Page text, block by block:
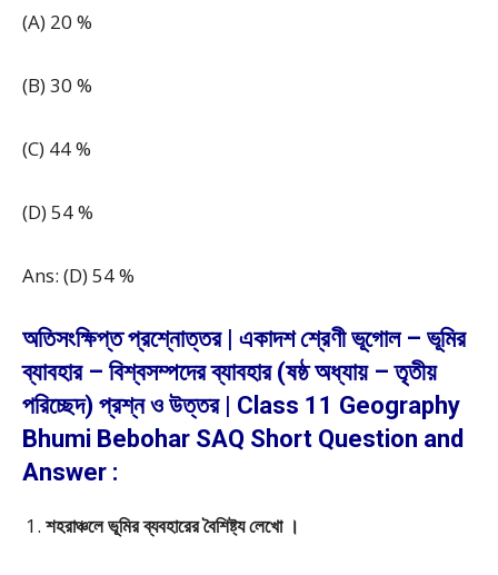
(A) 20 %
(B) 30 %
(C) 44 %
(D) 54 %
Ans: (D) 54 %
অতিসংক্ষিপ্ত প্রশ্নোত্তর | একাদশ শ্রেণী ভূগোল – ভূমির
ব্যাবহার – বিশ্বসম্পদের ব্যাবহার (ষষ্ঠ অধ্যায় – তৃতীয়
পরিচ্ছেদ) প্রশ্ন ও উত্তর | Class 11 Geography
Bhumi Bebohar SAQ Short Question and
Answer :
শহরাঞ্চলে ভূমির ব্যবহারের বৈশিষ্ট্য লেখো ।